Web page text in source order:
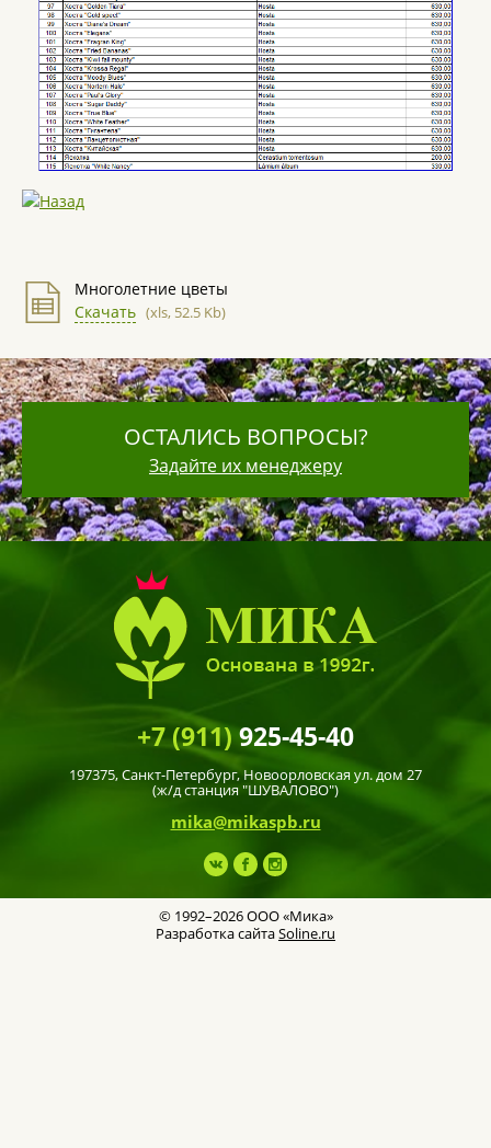
Многолетние цветы
Скачать (xls, 52.5 Kb)
ОСТАЛИСЬ ВОПРОСЫ?
Задайте их менеджеру
+7 (911)925-45-40
197375,Санкт-Петербург, Новоорловская ул. дом 27
(ж/д станция "ШУВАЛОВО")
mika@mikaspb.ru
© 1992–2026 ООО «Мика»
Разработка сайтаSoline.ru